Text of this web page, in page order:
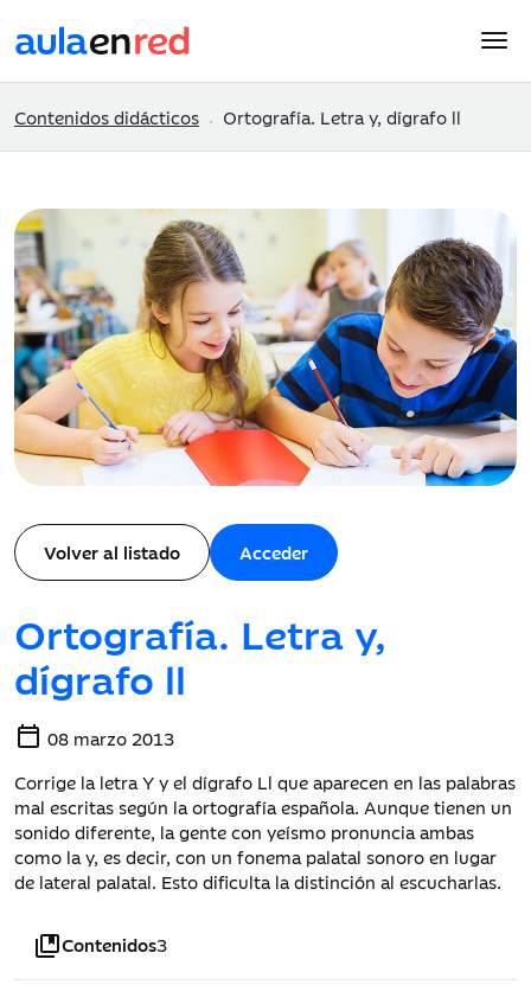
Contenidos didácticos Ortografía. Letra y, dígrafo ll
Volver al listado Acceder
Ortografía. Letra y,
dígrafo ll
calendar_today 08 marzo 2013
Corrige la letra Y y el dígrafo Ll que aparecen en las palabras
mal escritas según la ortografía española. Aunque tienen un
sonido diferente, la gente con yeísmo pronuncia ambas
como la y, es decir, con un fonema palatal sonoro en lugar
de lateral palatal. Esto dificulta la distinción al escucharlas.
collections_bookmarkContenidos3